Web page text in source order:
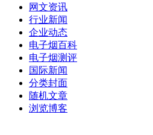
网文资讯
行业新闻
企业动态
电子烟百科
电子烟测评
国际新闻
分类封面
随机文章
浏览博客